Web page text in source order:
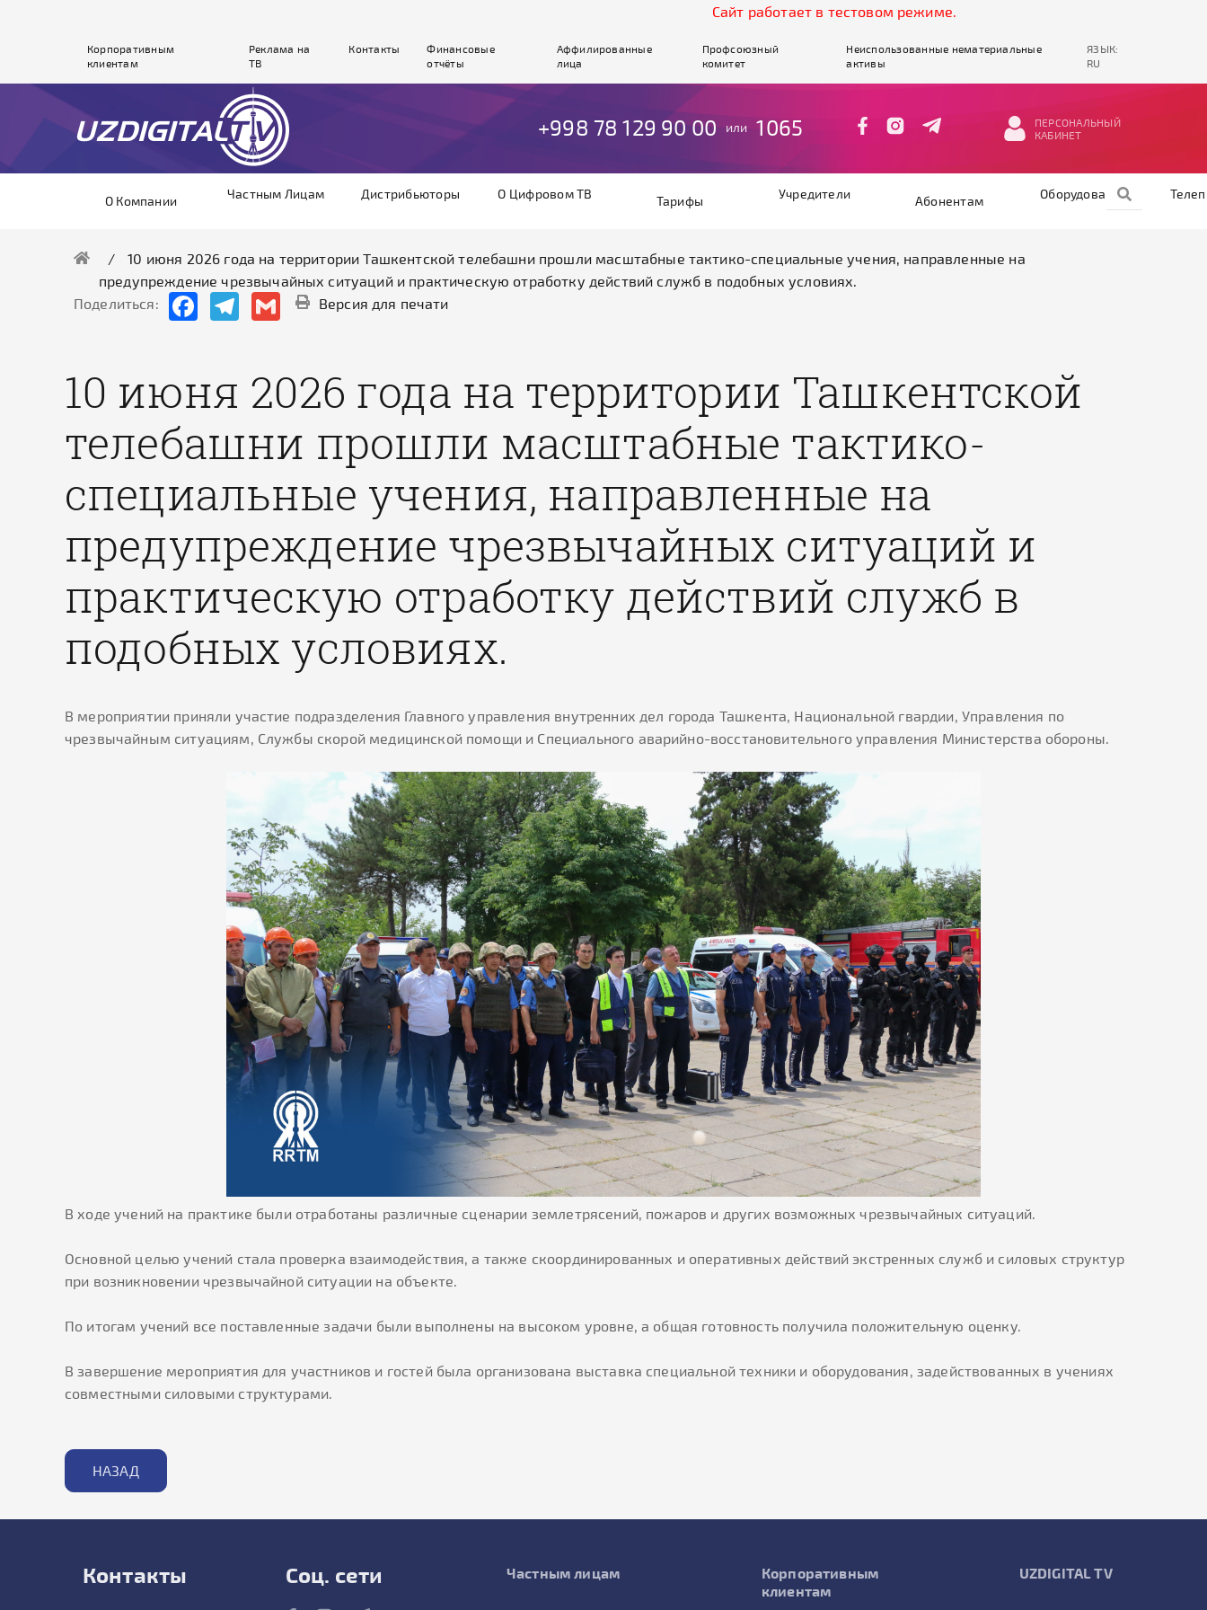
Cайт работает в тестовом режиме.
Корпоративным
клиентам
Реклама на
ТВ
Контакты
Финансовые
отчёты
Аффилированные
лица
Профсоюзный
комитет
Неиспользованные нематериальные
активы
ЯЗЫК:
RU
+998 78 129 90 00 или 1065
ПЕРСОНАЛЬНЫЙ
КАБИНЕТ
О Компании Частным Лицам Дистрибьюторы О Цифровом ТВ Тарифы Учредители Абонентам Оборудование
10 июня 2026 года на территории Ташкентской телебашни прошли масштабные тактико-специальные учения, направленные на
предупреждение чрезвычайных ситуаций и практическую отработку действий служб в подобных условиях.
Поделиться:
FacebookTelegram
Gmail Версия для печати
10 июня 2026 года на территории Ташкентской
телебашни прошли масштабные тактико-
специальные учения, направленные на
предупреждение чрезвычайных ситуаций и
практическую отработку действий служб в
подобных условиях.
В мероприятии приняли участие подразделения Главного управления внутренних дел города Ташкента, Национальной гвардии, Управления по
чрезвычайным ситуациям, Службы скорой медицинской помощи и Специального аварийно-восстановительного управления Министерства обороны.
В ходе учений на практике были отработаны различные сценарии землетрясений, пожаров и других возможных чрезвычайных ситуаций.
Основной целью учений стала проверка взаимодействия, а также скоординированных и оперативных действий экстренных служб и силовых структур
при возникновении чрезвычайной ситуации на объекте.
По итогам учений все поставленные задачи были выполнены на высоком уровне, а общая готовность получила положительную оценку.
В завершение мероприятия для участников и гостей была организована выставка специальной техники и оборудования, задействованных в учениях
совместными силовыми структурами.
НАЗАД
Контакты Соц. сети Частным лицам
Корпоративным
клиентам
UZDIGITAL TV